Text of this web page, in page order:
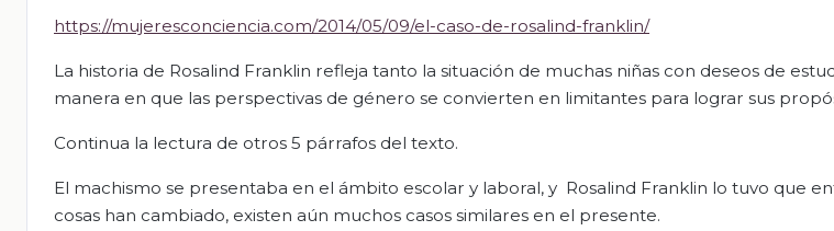
https://mujeresconciencia.com/2014/05/09/el-caso-de-rosalind-franklin/
La historia de Rosalind Franklin refleja tanto la situación de muchas niñas con deseos de
manera en que las perspectivas de género se convierten en limitantes para lograr sus
Continua la lectura de otros 5 párrafos del texto.
El machismo se presentaba en el ámbito escolar y laboral, y Rosalind Franklin lo tuvo que
cosas han cambiado, existen aún muchos casos similares en el presente.